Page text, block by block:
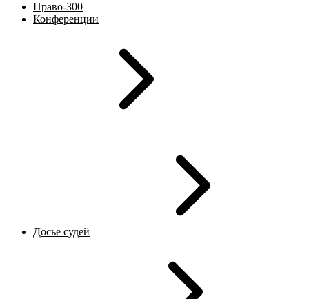
Право-300
Конференции
Досье судей